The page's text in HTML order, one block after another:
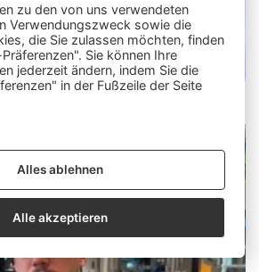
Fragen zu
zeige mir Videos.
mir Videos von
als
wird von Künstlicher
Er wertet unsere
und nutzt externe Quellen.
Fehler machen oder
liefern. Bitte
als einzige Quelle. Es
personenbezogenen Daten
gespeichert.
zu den von uns verwendeten
Verwendungszweck sowie die
die Sie zulassen möchten, finden
Sie können Ihre
jederzeit ändern, indem Sie die
in der Fußzeile der Seite
Alles ablehnen
Alle akzeptieren